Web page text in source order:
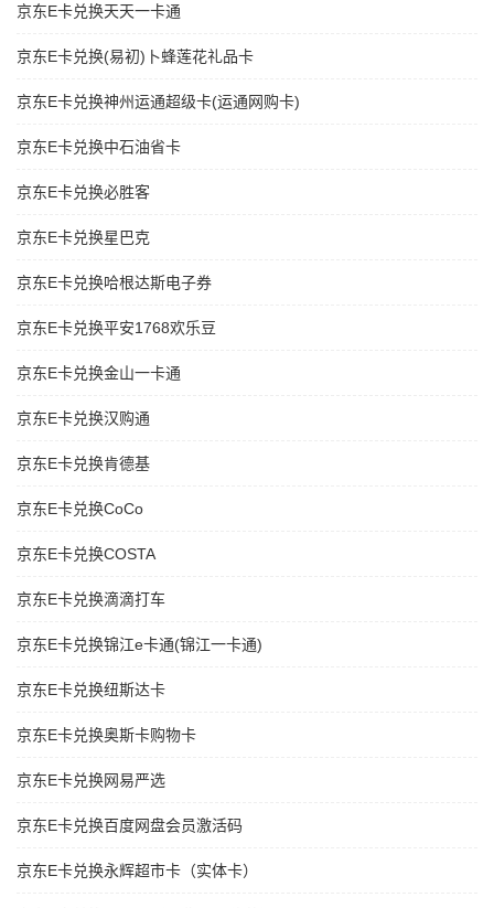
京东E卡兑换天天一卡通
京东E卡兑换(易初)卜蜂莲花礼品卡
京东E卡兑换神州运通超级卡(运通网购卡)
京东E卡兑换中石油省卡
京东E卡兑换必胜客
京东E卡兑换星巴克
京东E卡兑换哈根达斯电子券
京东E卡兑换平安1768欢乐豆
京东E卡兑换金山一卡通
京东E卡兑换汉购通
京东E卡兑换肯德基
京东E卡兑换CoCo
京东E卡兑换COSTA
京东E卡兑换滴滴打车
京东E卡兑换锦江e卡通(锦江一卡通)
京东E卡兑换纽斯达卡
京东E卡兑换奥斯卡购物卡
京东E卡兑换网易严选
京东E卡兑换百度网盘会员激活码
京东E卡兑换永辉超市卡（实体卡）